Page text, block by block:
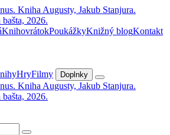
KnihovrátokPoukážkyKnižný blogKontakt
HryFilmy Doplnky